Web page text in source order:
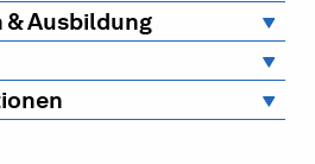
& Ausbildung